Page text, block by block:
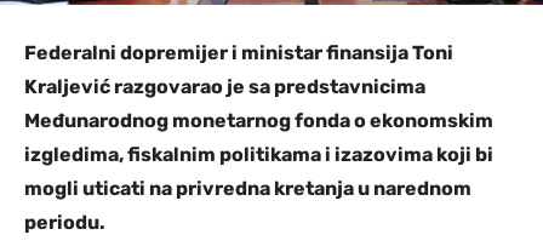
Federalni dopremijer i ministar finansija Toni
Kraljević razgovarao je sa predstavnicima
Međunarodnog monetarnog fonda o ekonomskim
izgledima, fiskalnim politikama i izazovima koji bi
mogli uticati na privredna kretanja u narednom
periodu.